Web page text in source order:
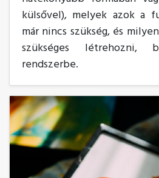
külsővel), melyek azok a
már nincs szükség, és
szükséges
rendszerbe.